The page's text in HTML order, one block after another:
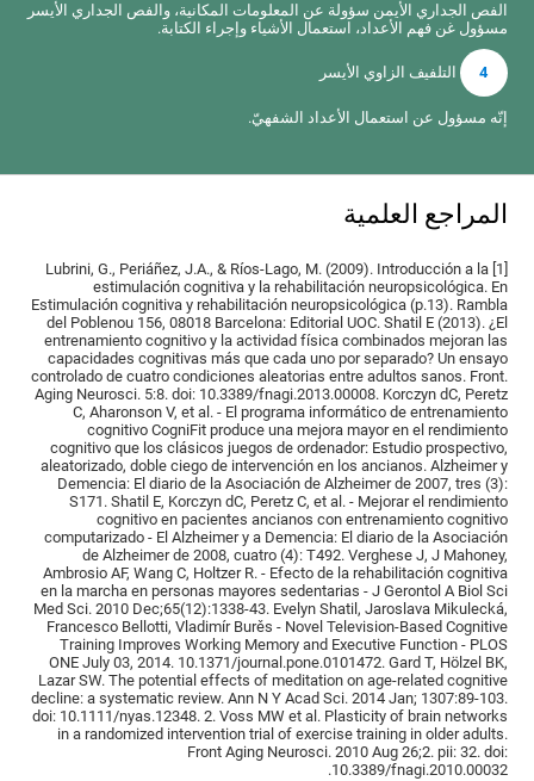
الفص الجداري الأيمن سؤولة عن المعلومات المكانية، والفص الجداري الأيسر
مسؤول غن فهم الأعداد، استعمال الأشياء وإجراء الكتابة.
4 التلفيف الزاوي الأيسر
إنّه مسؤول عن استعمال الأعداد الشفهيّ.
المراجع العلمية
[1] Lubrini, G., Periáñez, J.A., & Ríos-Lago, M. (2009). Introducción a la
estimulación cognitiva y la rehabilitación neuropsicológica. En
Estimulación cognitiva y rehabilitación neuropsicológica (p.13). Rambla
del Poblenou 156, 08018 Barcelona: Editorial UOC. Shatil E (2013). ¿El
entrenamiento cognitivo y la actividad física combinados mejoran las
capacidades cognitivas más que cada uno por separado? Un ensayo
controlado de cuatro condiciones aleatorias entre adultos sanos. Front.
Aging Neurosci. 5:8. doi: 10.3389/fnagi.2013.00008. Korczyn dC, Peretz
C, Aharonson V, et al. - El programa informático de entrenamiento
cognitivo CogniFit produce una mejora mayor en el rendimiento
cognitivo que los clásicos juegos de ordenador: Estudio prospectivo,
aleatorizado, doble ciego de intervención en los ancianos. Alzheimer y
Demencia: El diario de la Asociación de Alzheimer de 2007, tres (3):
S171. Shatil E, Korczyn dC, Peretz C, et al. - Mejorar el rendimiento
cognitivo en pacientes ancianos con entrenamiento cognitivo
computarizado - El Alzheimer y a Demencia: El diario de la Asociación
de Alzheimer de 2008, cuatro (4): T492. Verghese J, J Mahoney,
Ambrosio AF, Wang C, Holtzer R. - Efecto de la rehabilitación cognitiva
en la marcha en personas mayores sedentarias - J Gerontol A Biol Sci
Med Sci. 2010 Dec;65(12):1338-43. Evelyn Shatil, Jaroslava Mikulecká,
Francesco Bellotti, Vladimír Burěs - Novel Television-Based Cognitive
Training Improves Working Memory and Executive Function - PLOS
ONE July 03, 2014. 10.1371/journal.pone.0101472. Gard T, Hölzel BK,
Lazar SW. The potential effects of meditation on age-related cognitive
decline: a systematic review. Ann N Y Acad Sci. 2014 Jan; 1307:89-103.
doi: 10.1111/nyas.12348. 2. Voss MW et al. Plasticity of brain networks
in a randomized intervention trial of exercise training in older adults.
Front Aging Neurosci. 2010 Aug 26;2. pii: 32. doi:
10.3389/fnagi.2010.00032.